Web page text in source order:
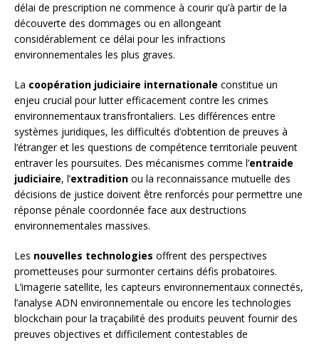
délai de prescription ne commence à courir qu’à partir de la
découverte des dommages ou en allongeant
considérablement ce délai pour les infractions
environnementales les plus graves.
La coopération judiciaire internationale constitue un
enjeu crucial pour lutter efficacement contre les crimes
environnementaux transfrontaliers. Les différences entre
systèmes juridiques, les difficultés d’obtention de preuves à
l’étranger et les questions de compétence territoriale peuvent
entraver les poursuites. Des mécanismes comme l’entraide
judiciaire, l’extradition ou la reconnaissance mutuelle des
décisions de justice doivent être renforcés pour permettre une
réponse pénale coordonnée face aux destructions
environnementales massives.
Les nouvelles technologies offrent des perspectives
prometteuses pour surmonter certains défis probatoires.
L’imagerie satellite, les capteurs environnementaux connectés,
l’analyse ADN environnementale ou encore les technologies
blockchain pour la traçabilité des produits peuvent fournir des
preuves objectives et difficilement contestables de